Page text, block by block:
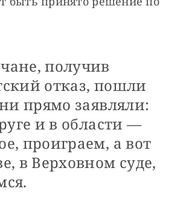
получив
отказ, пошли
прямо заявляли:
и в области —
проиграем, а вот
в Верховном суде,